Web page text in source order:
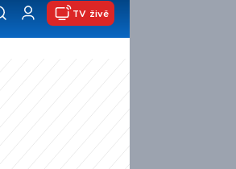
TV živě